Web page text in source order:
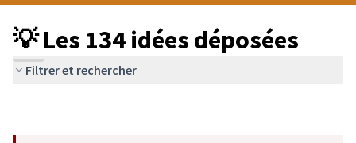
💡 Les 134 idées déposées
Filtrer et rechercher